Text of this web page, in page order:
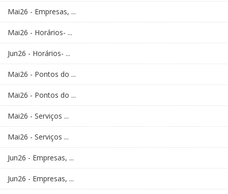
Mai26 - Empresas, ...
Mai26 - Horários- ...
Jun26 - Horários- ...
Mai26 - Pontos do ...
Mai26 - Pontos do ...
Mai26 - Serviços ...
Mai26 - Serviços ...
Jun26 - Empresas, ...
Jun26 - Empresas, ...